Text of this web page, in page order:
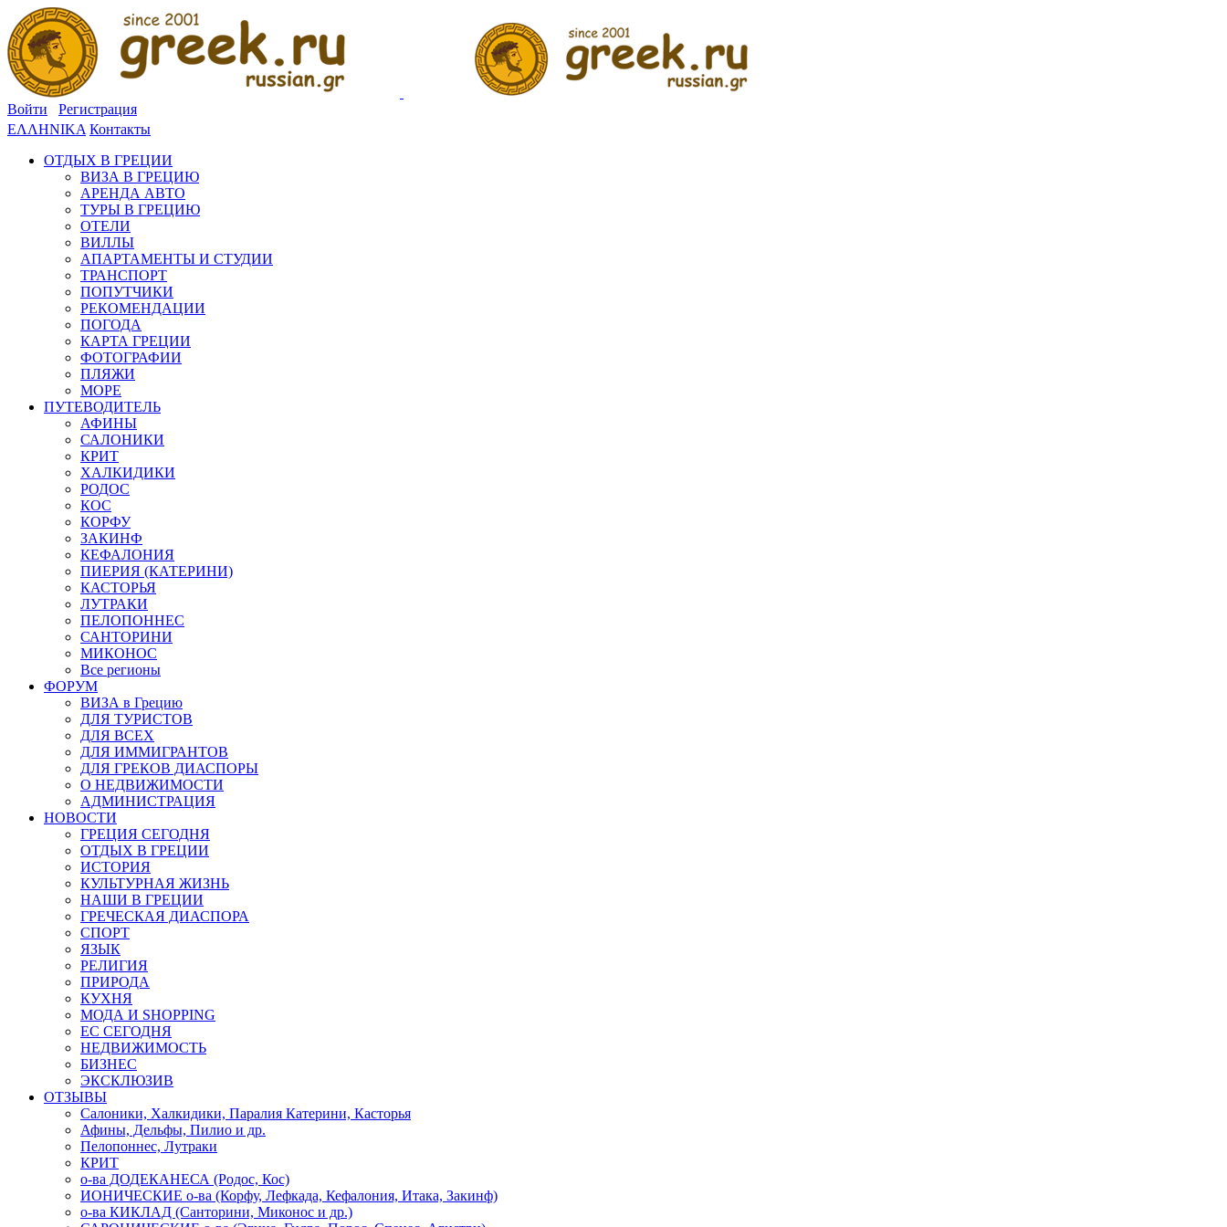
Войти
Регистрация
ΕΛΛΗΝΙΚΑ Контакты
ОТДЫХ В ГРЕЦИИ
ВИЗА В ГРЕЦИЮ
АРЕНДА АВТО
ТУРЫ В ГРЕЦИЮ
ОТЕЛИ
ВИЛЛЫ
АПАРТАМЕНТЫ И СТУДИИ
ТРАНСПОРТ
ПОПУТЧИКИ
РЕКОМЕНДАЦИИ
ПОГОДА
КАРТА ГРЕЦИИ
ФОТОГРАФИИ
ПЛЯЖИ
МОРЕ
ПУТЕВОДИТЕЛЬ
АФИНЫ
САЛОНИКИ
КРИТ
ХАЛКИДИКИ
РОДОС
КОС
КОРФУ
ЗАКИНФ
КЕФАЛОНИЯ
ПИЕРИЯ (КАТЕРИНИ)
КАСТОРЬЯ
ЛУТРАКИ
ПЕЛОПОННЕС
САНТОРИНИ
МИКОНОС
Все регионы
ФОРУМ
ВИЗА в Грецию
ДЛЯ ТУРИСТОВ
ДЛЯ ВСЕХ
ДЛЯ ИММИГРАНТОВ
ДЛЯ ГРЕКОВ ДИАСПОРЫ
О НЕДВИЖИМОСТИ
АДМИНИСТРАЦИЯ
НОВОСТИ
ГРЕЦИЯ СЕГОДНЯ
ОТДЫХ В ГРЕЦИИ
ИСТОРИЯ
КУЛЬТУРНАЯ ЖИЗНЬ
НАШИ В ГРЕЦИИ
ГРЕЧЕСКАЯ ДИАСПОРА
СПОРТ
ЯЗЫК
РЕЛИГИЯ
ПРИРОДА
КУХНЯ
МОДА И SHOPPING
ЕС СЕГОДНЯ
НЕДВИЖИМОСТЬ
БИЗНЕС
ЭКСКЛЮЗИВ
ОТЗЫВЫ
Салоники, Халкидики, Паралия Катерини, Касторья
Афины, Дельфы, Пилио и др.
Пелопоннес, Лутраки
КРИТ
о-ва ДОДЕКАНЕСА (Родос, Кос)
ИОНИЧЕСКИЕ о-ва (Корфу, Лефкада, Кефалония, Итака, Закинф)
о-ва КИКЛАД (Санторини, Миконос и др.)